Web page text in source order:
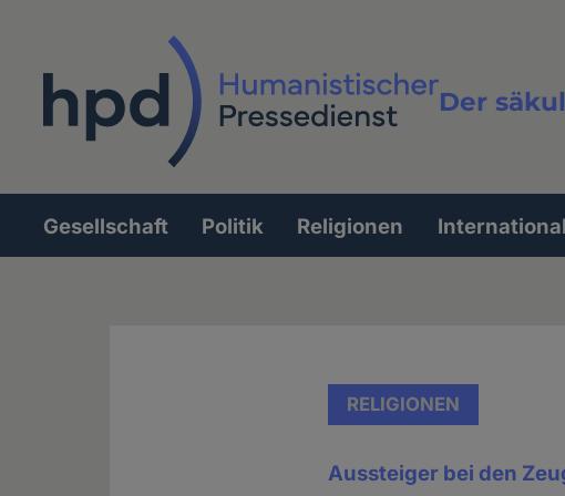
Der
Hauptnavigation
Gesellschaft Politik Religionen
RELIGIONEN
Aussteiger bei den